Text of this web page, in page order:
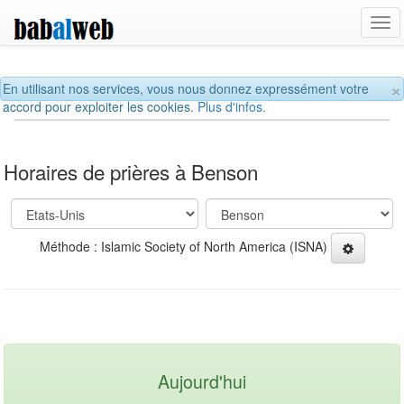
×
En utilisant nos services, vous nous donnez expressément votre
accord pour exploiter les cookies.Plus d'infos.
Horaires de prières à Benson
Méthode : Islamic Society of North America (ISNA)
Aujourd'hui